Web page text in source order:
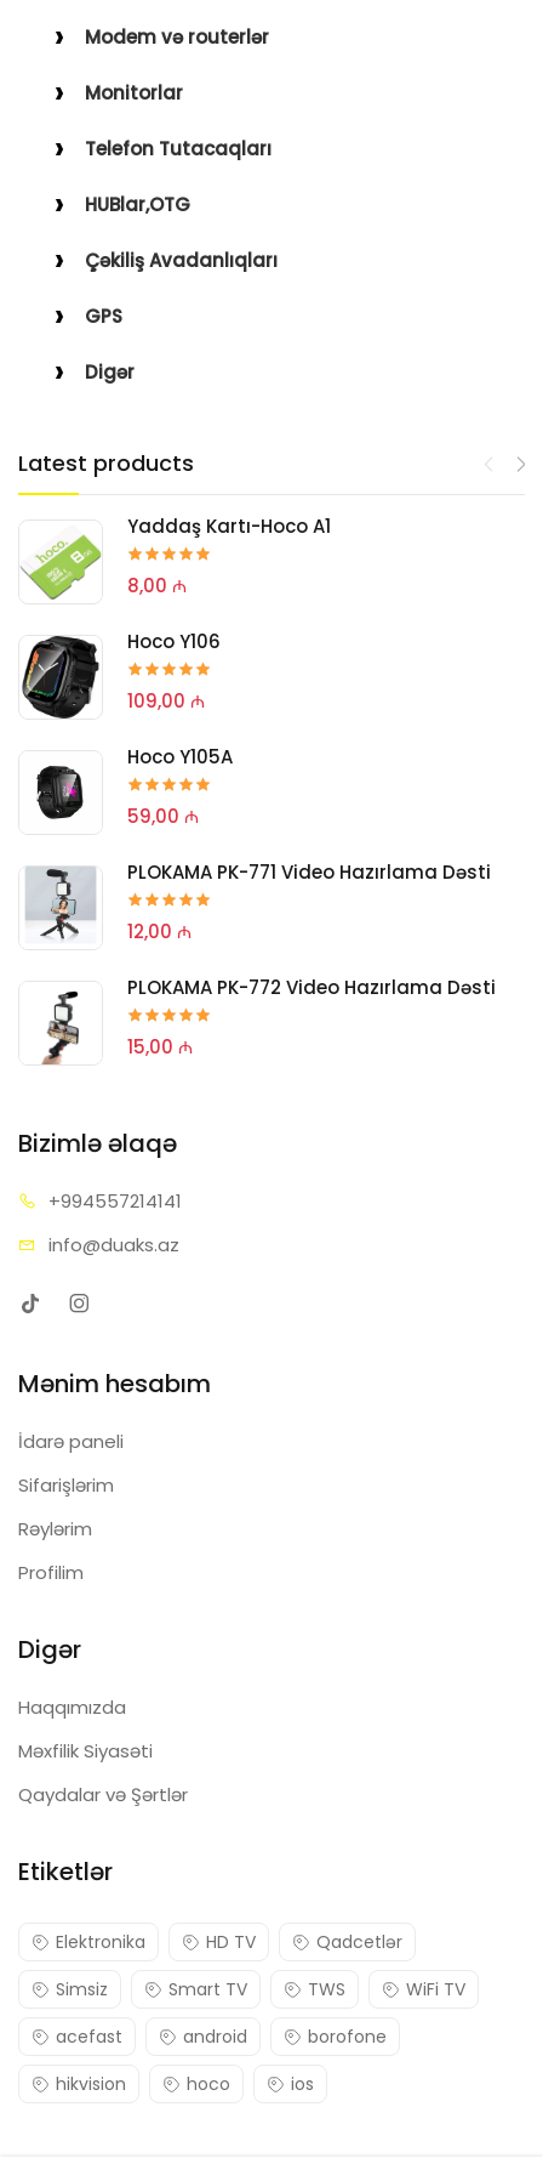
Modem və routerlər
Monitorlar
Telefon Tutacaqları
HUBlar,OTG
Çəkiliş Avadanlıqları
GPS
Digər
Latest products
Yaddaş Kartı-Hoco A1
8,00 ₼
Hoco Y106
109,00 ₼
Hoco Y105A
59,00 ₼
PLOKAMA PK-771 Video Hazırlama Dəsti
12,00 ₼
PLOKAMA PK-772 Video Hazırlama Dəsti
15,00 ₼
Bizimlə əlaqə
+994557214141
info@duaks.az
Mənim hesabım
İdarə paneli
Sifarişlərim
Rəylərim
Profilim
Digər
Haqqımızda
Məxfilik Siyasəti
Qaydalar və Şərtlər
Etiketlər
Elektronika HD TV
Qadcetlər
Simsiz
Smart TV TWS
WiFi TV
acefast
android
borofone
hikvision
hoco ios